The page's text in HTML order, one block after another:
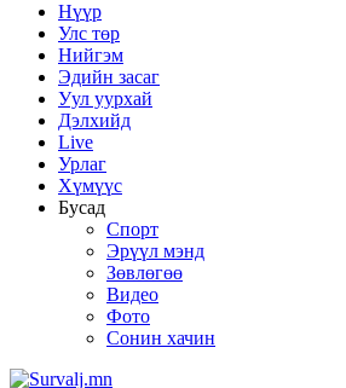
Нүүр
Улс төр
Нийгэм
Эдийн засаг
Уул уурхай
Дэлхийд
Live
Урлаг
Хүмүүс
Бусад
Спорт
Эрүүл мэнд
Зөвлөгөө
Видео
Фото
Сонин хачин